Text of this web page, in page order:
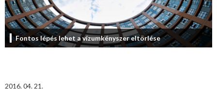
Fontos lépés lehet a vízumkényszer eltörlése
2016. 04. 21.